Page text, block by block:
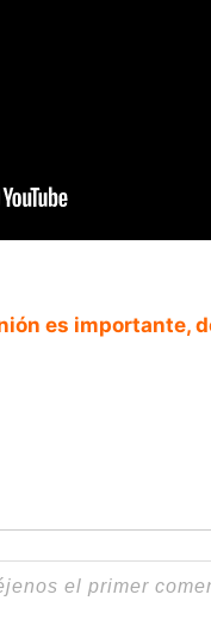
es importante,